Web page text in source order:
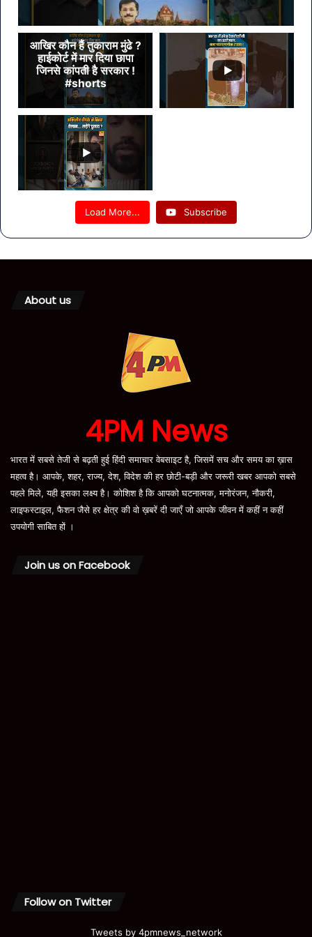
आखिर कौन हैं तुकाराम मुंढे ?
हाईकोर्ट में मार दिया छापा
जिनसे कांपती है सरकार !
#shorts
Load More... Subscribe
About us
4PM News
भारत में सबसे तेजी से बढ़ती हुई हिंदी समाचार वेबसाइट है, जिसमें सच और समय का ख़ास
महत्व है। आपके, शहर, राज्य, देश, विदेश की हर छोटी-बड़ी और जरूरी खबर आपको सबसे
पहले मिले, यही इसका लक्ष्य है। कोशिश है कि आपको घटनात्मक, मनोरंजन, नौकरी,
लाइफस्टाइल, फैशन जैसे हर क्षेत्र की वो ख़बरें दी जाएँ जो आपके जीवन में कहीं न कहीं
उपयोगी साबित हों ।
Join us on Facebook
Follow on Twitter
Tweets by 4pmnews_network